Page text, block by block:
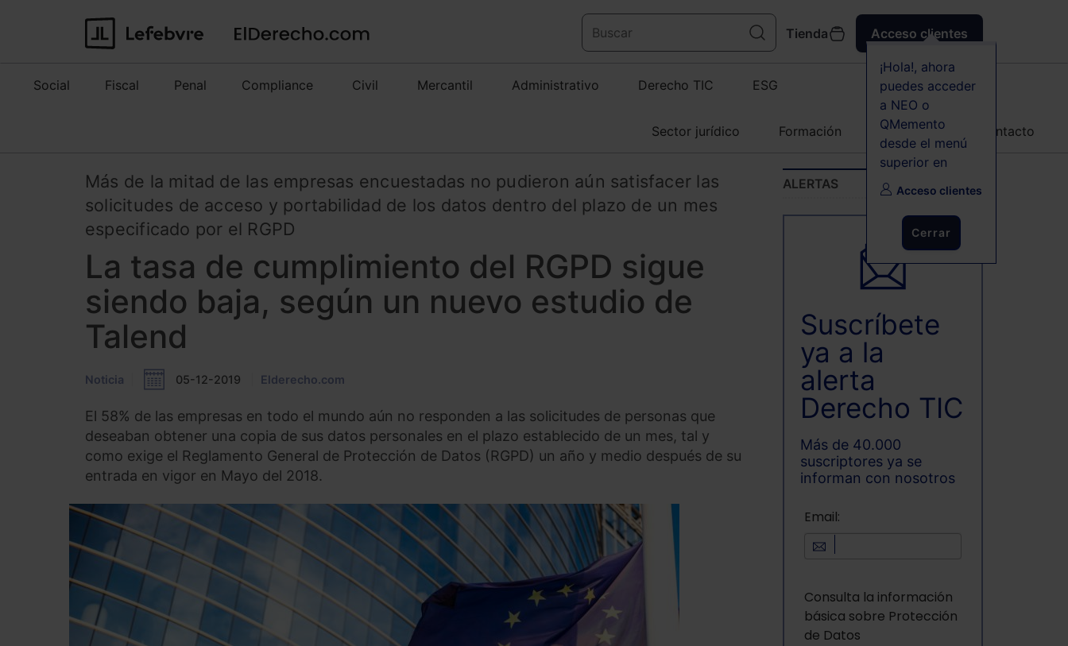
Tienda Acceso clientes
¡Hola!, ahora
puedes acceder
a NEO o
QMemento
desde el menú
superior en
Acceso clientes
Cerrar
Social Fiscal Penal Compliance Civil Mercantil Administrativo Derecho TIC ESG
Sector jurídico Formación Agenda Contacto
Más de la mitad de las empresas encuestadas no pudieron aún satisfacer las
solicitudes de acceso y portabilidad de los datos dentro del plazo de un mes
especificado por el RGPD
La tasa de cumplimiento del RGPD sigue
siendo baja, según un nuevo estudio de
Talend
Noticia 05-12-2019 Elderecho.com
El 58% de las empresas en todo el mundo aún no responden a las solicitudes de personas que
deseaban obtener una copia de sus datos personales en el plazo establecido de un mes, tal y
como exige el Reglamento General de Protección de Datos (RGPD) un año y medio después de su
entrada en vigor en Mayo del 2018.
ALERTAS
Suscríbete
ya a la
alerta
Derecho TIC
Más de 40.000
suscriptores ya se
informan con nosotros
Email:
Consulta la información
básica sobre Protección
de Datos